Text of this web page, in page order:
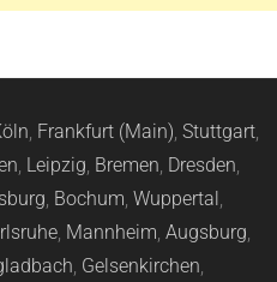
, Frankfurt (Main), Stuttgart,
, Leipzig, Bremen, Dresden,
, Bochum, Wuppertal,
, Mannheim, Augsburg,
, Gelsenkirchen,